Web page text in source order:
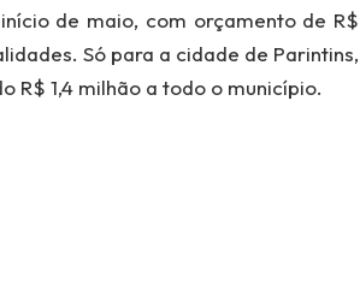
de maio, com orçamento de R$
Só para a cidade de Parintins,
R$ 1,4 milhão a todo o município.